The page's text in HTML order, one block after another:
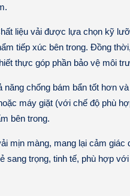
liệu vải được lựa chọn kỹ
tiếp xúc bên trong. Đồng
thực góp phần bảo vệ môi
chống bám bẩn tốt hơn và
máy giặt (với chế độ phù
bên trong.
mịn màng, mang lại cảm giác
sang trọng, tinh tế, phù hợp